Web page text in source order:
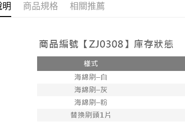
明 商品規格 相關推薦